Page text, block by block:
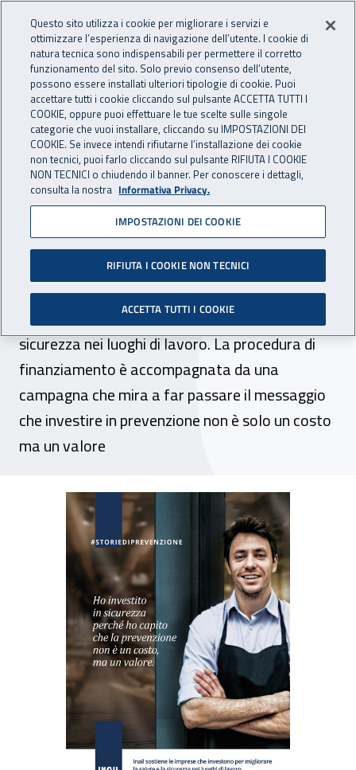
INAIL - Istituto Nazionale
Apri cerca
Navigazione principale
Navigazione - Ti trovi in:
Home Inail comunica Campagne Campagna
Campagna informativa
#storiediprevenzione
Con il bando Isi 2017 l’Istituto mette a
disposizione 249.406.358,00 euro a titolo di
contributo a fondo perduto per la realizzazione
di progetti di miglioramento dei livelli di salute e
sicurezza nei luoghi di lavoro. La procedura di
finanziamento è accompagnata da una
campagna che mira a far passare il messaggio
che investire in prevenzione non è solo un costo
ma un valore
Campagna informativa
Questo sito utilizza i cookie per migliorare i servizi e
ottimizzare l’esperienza di navigazione dell’utente. I cookie di
natura tecnica sono indispensabili per permettere il corretto
funzionamento del sito. Solo previo consenso dell’utente,
possono essere installati ulteriori tipologie di cookie. Puoi
accettare tutti i cookie cliccando sul pulsante ACCETTA TUTTI I
COOKIE, oppure puoi effettuare le tue scelte sulle singole
categorie che vuoi installare, cliccando su IMPOSTAZIONI DEI
COOKIE. Se invece intendi rifiutarne l’installazione dei cookie
non tecnici, puoi farlo cliccando sul pulsante RIFIUTA I COOKIE
NON TECNICI o chiudendo il banner. Per conoscere i dettagli,
consulta la nostra Informativa Privacy.
IMPOSTAZIONI DEI COOKIE
RIFIUTA I COOKIE NON TECNICI
ACCETTA TUTTI I COOKIE